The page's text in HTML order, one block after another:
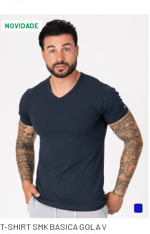
NOVIDADE
T-SHIRT SMK BASICA GOLA V